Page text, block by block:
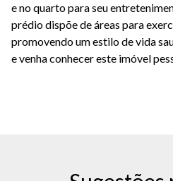
e no quarto para seu
prédio dispõe de áreas para
promovendo um estilo de vida
e venha conhecer este imóvel